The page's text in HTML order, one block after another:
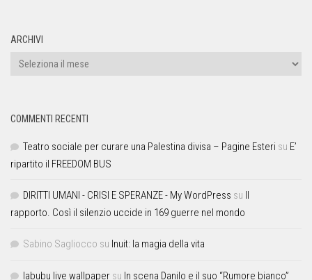
ARCHIVI
COMMENTI RECENTI
Teatro sociale per curare una Palestina divisa – Pagine Esteri su E’
ripartito il FREEDOM BUS
DIRITTI UMANI - CRISI E SPERANZE - My WordPress su Il
rapporto. Così il silenzio uccide in 169 guerre nel mondo
Sabino Sagliocco su Inuit: la magia della vita
labubu live wallpaper su In scena Danilo e il suo “Rumore bianco”